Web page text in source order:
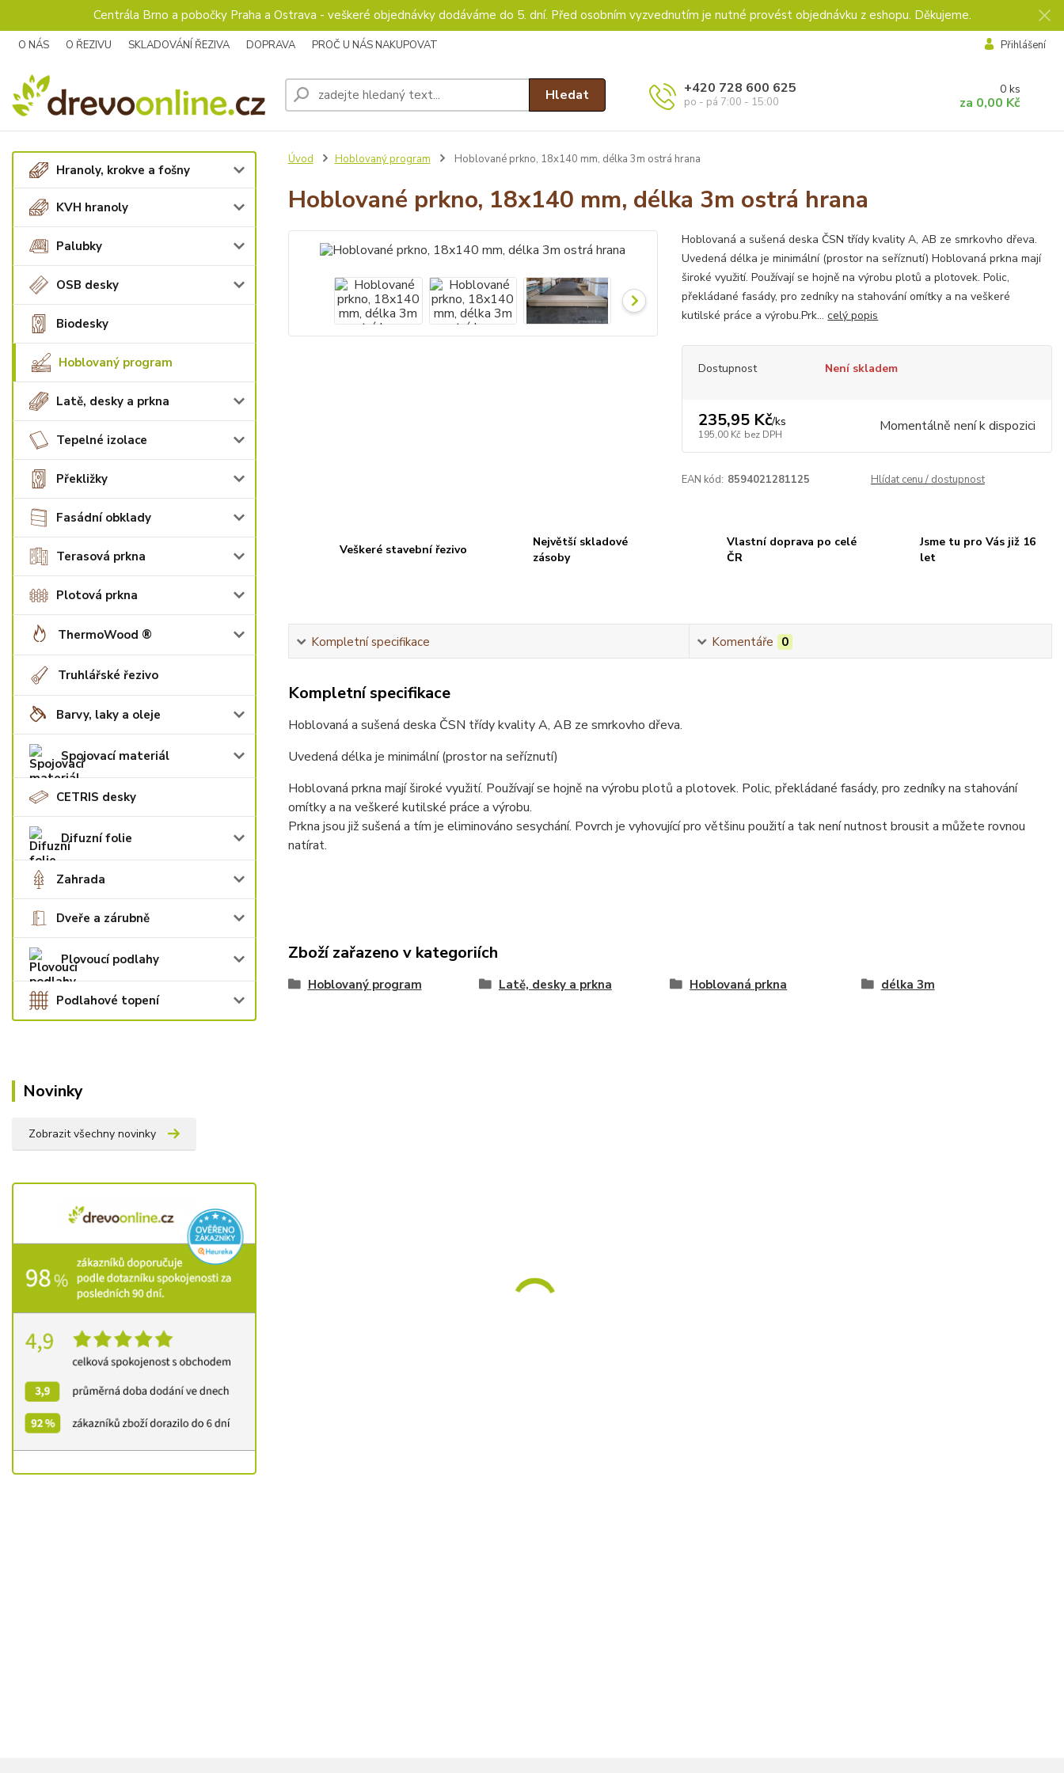
Centrála Brno a pobočky Praha a Ostrava - veškeré objednávky dodáváme do 5. dní. Před osobním vyzvednutím je nutné provést objednávku z eshopu. Děkujeme.
O NÁS O ŘEZIVU SKLADOVÁNÍ ŘEZIVA DOPRAVA PROČ U NÁS NAKUPOVAT Přihlášení
Hledat +420 728 600 625
po - pá 7:00 - 15:00
0 ks
za 0,00 Kč
Hranoly, krokve a fošny
KVH hranoly
Palubky
OSB desky
Biodesky
Hoblovaný program
Latě, desky a prkna
Tepelné izolace
Překližky
Fasádní obklady
Terasová prkna
Plotová prkna
ThermoWood ®
Truhlářské řezivo
Barvy, laky a oleje
Spojovací materiál
CETRIS desky
Difuzní folie
Zahrada
Dveře a zárubně
Plovoucí podlahy
Podlahové topení
Novinky
Zobrazit všechny novinky
Úvod Hoblovaný program Hoblované prkno, 18x140 mm, délka 3m ostrá hrana
Hoblované prkno, 18x140 mm, délka 3m ostrá hrana
Hoblovaná a sušená deska ČSN třídy kvality A, AB ze smrkovho dřeva.
Uvedená délka je minimální (prostor na seříznutí) Hoblovaná prkna mají
široké využití. Používají se hojně na výrobu plotů a plotovek. Polic,
překládané fasády, pro zedníky na stahování omítky a na veškeré
kutilské práce a výrobu.Prk...celý popis
Dostupnost Není skladem
235,95 Kč/ks
195,00 Kč bez DPH Momentálně není k dispozici
EAN kód: 8594021281125 Hlídat cenu / dostupnost
Veškeré stavební řezivo
Největší skladové
zásoby
Vlastní doprava po celé
ČR
Jsme tu pro Vás již 16
let
Kompletní specifikace Komentáře 0
Kompletní specifikace
Hoblovaná a sušená deska ČSN třídy kvality A, AB ze smrkovho dřeva.
Uvedená délka je minimální (prostor na seříznutí)
Hoblovaná prkna mají široké využití. Používají se hojně na výrobu plotů a plotovek. Polic, překládané fasády, pro zedníky na stahování
omítky a na veškeré kutilské práce a výrobu.
Prkna jsou již sušená a tím je eliminováno sesychání. Povrch je vyhovující pro většinu použití a tak není nutnost brousit a můžete rovnou
natírat.
Zboží zařazeno v kategoriích
Hoblovaný program Latě, desky a prkna Hoblovaná prkna délka 3m